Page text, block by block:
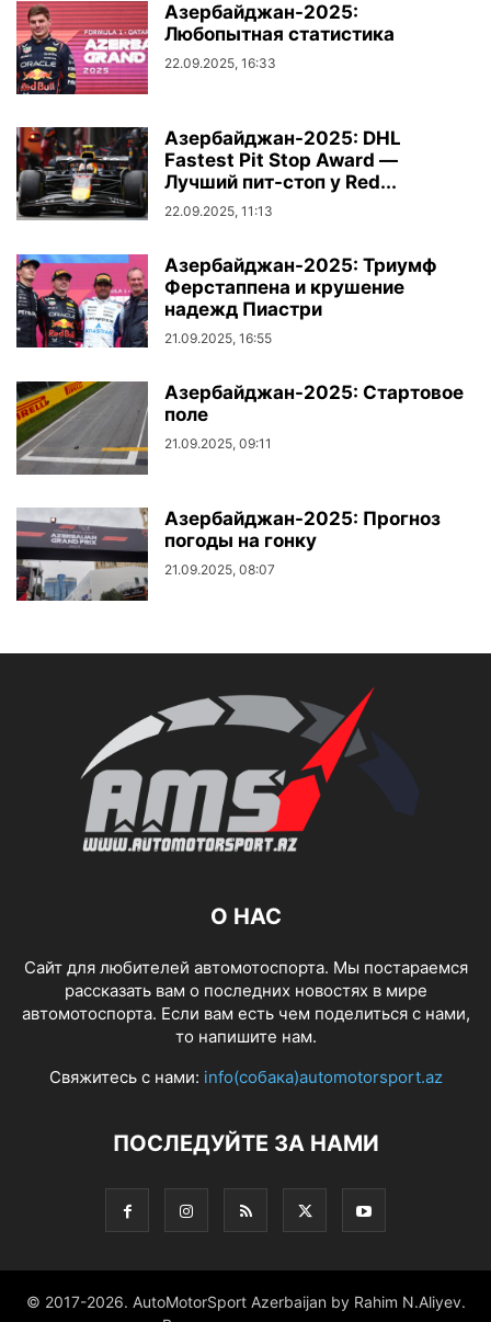
Азербайджан-2025:
Любопытная статистика
22.09.2025, 16:33
Азербайджан-2025: DHL
Fastest Pit Stop Award —
Лучший пит-стоп у Red...
22.09.2025, 11:13
Азербайджан-2025: Триумф
Ферстаппена и крушение
надежд Пиастри
21.09.2025, 16:55
Азербайджан-2025: Стартовое
поле
21.09.2025, 09:11
Азербайджан-2025: Прогноз
погоды на гонку
21.09.2025, 08:07
О НАС
Сайт для любителей автомотоспорта. Мы постараемся
рассказать вам о последних новостях в мире
автомотоспорта. Если вам есть чем поделиться с нами,
то напишите нам.
Свяжитесь с нами: info(собака)automotorsport.az
ПОСЛЕДУЙТЕ ЗА НАМИ
© 2017-2026. AutoMotorSport Azerbaijan by Rahim N.Aliyev.